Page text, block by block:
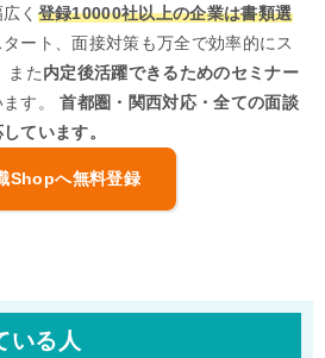
く 登録10000社以上の企業は書類選
ート、面接対策も万全で効率的にス
また内定後活躍できるためのセミナー
ます。首都圏・関西対応・全ての面談
ています。
Shopへ無料登録
いる人